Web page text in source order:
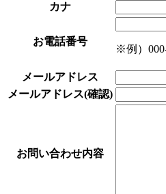
カナ
お電話番号
※例）
メールアドレス
メールアドレス(確認)
お問い合わせ内容